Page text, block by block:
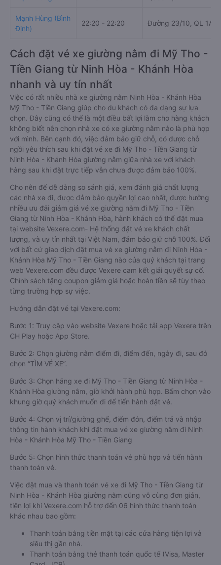
Mạnh Hùng (Bình
Định)
22:20 - 22:20 Đường 23/10, QL 1A,
Cách đặt vé xe giường nằm đi Mỹ Tho -
Tiền Giang từ Ninh Hòa - Khánh Hòa
nhanh và uy tín nhất
Việc có rất nhiều nhà xe giường nằm Ninh Hòa - Khánh Hòa
Mỹ Tho - Tiền Giang giúp cho du khách có đa dạng sự lựa
chọn. Đây cũng có thể là một điều bất lợi làm cho hàng khách
không biết nên chọn nhà xe có xe giường nằm nào là phù hợp
với mình. Bên cạnh đó, việc đảm bảo giữ chỗ, có được chỗ
ngồi yêu thích sau khi đặt vé xe đi Mỹ Tho - Tiền Giang từ
Ninh Hòa - Khánh Hòa giường nằm giữa nhà xe với khách
hàng sau khi đặt trực tiếp vẫn chưa được đảm bảo 100%.
Cho nên để dễ dàng so sánh giá, xem đánh giá chất lượng
các nhà xe đi, được đảm bảo quyền lợi cao nhất, được hưởng
nhiều ưu đãi giảm giá vé xe giường nằm đi Mỹ Tho - Tiền
Giang từ Ninh Hòa - Khánh Hòa, hành khách có thể đặt mua
tại website Vexere.com- Hệ thống đặt vé xe khách chất
lượng, và uy tín nhất tại Việt Nam, đảm bảo giữ chỗ 100%. Đối
với bất cứ giao dịch đặt mua vé xe giường nằm đi Ninh Hòa -
Khánh Hòa Mỹ Tho - Tiền Giang nào của quý khách tại trang
web Vexere.com đều được Vexere cam kết giải quyết sự cố.
Chính sách tặng coupon giảm giá hoặc hoàn tiền sẽ tùy theo
từng trường hợp sự việc.
Hướng dẫn đặt vé tại Vexere.com:
Bước 1: Truy cập vào website Vexere hoặc tải app Vexere trên
CH Play hoặc App Store.
Bước 2: Chọn giường nằm điểm đi, điểm đến, ngày đi, sau đó
chọn “TÌM VÉ XE”.
Bước 3: Chọn hãng xe đi Mỹ Tho - Tiền Giang từ Ninh Hòa -
Khánh Hòa giường nằm, giờ khởi hành phù hợp. Bấm chọn vào
khung giờ quý khách muốn đi để tiến hành đặt vé.
Bước 4: Chọn vị trí/giường ghế, điểm đón, điểm trả và nhập
thông tin hành khách khi đặt mua vé xe giường nằm đi Ninh
Hòa - Khánh Hòa Mỹ Tho - Tiền Giang
Bước 5: Chọn hình thức thanh toán vé phù hợp và tiến hành
thanh toán vé.
Việc đặt mua và thanh toán vé xe đi Mỹ Tho - Tiền Giang từ
Ninh Hòa - Khánh Hòa giường nằm cũng vô cùng đơn giản,
tiện lợi khi Vexere.com hỗ trợ đến 06 hình thức thanh toán
khác nhau bao gồm:
Thanh toán bằng tiền mặt tại các cửa hàng tiện lợi và
siêu thị gần nhà.
Thanh toán bằng thẻ thanh toán quốc tế (Visa, Master